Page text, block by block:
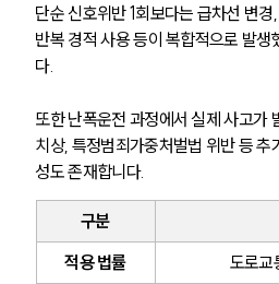
단순 신호위반 1회보다는 급차선 변경
반복 경적 사용 등이 복합적으로 발
다.
또한 난폭운전 과정에서 실제 사고가
치상, 특정범죄가중처벌법 위반 등 추
성도 존재합니다.
구분
적용 법률
도로교